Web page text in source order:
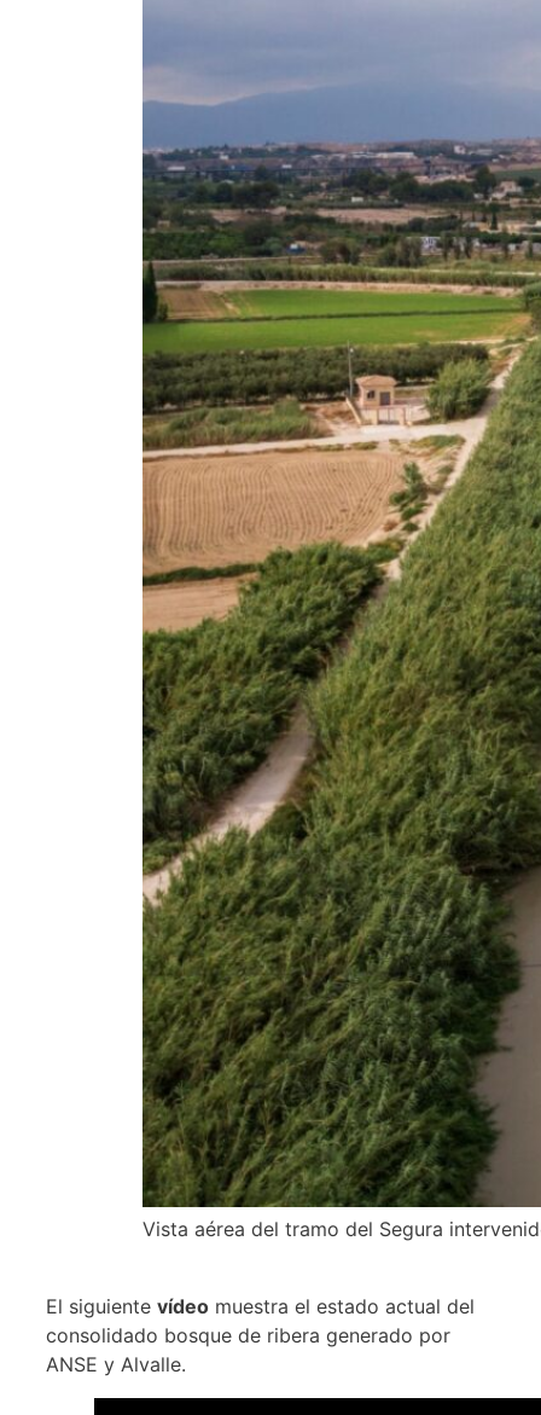
Vista aérea del tramo del Segura
El siguiente vídeo muestra el estado actual del
consolidado bosque de ribera generado por
ANSE y Alvalle.